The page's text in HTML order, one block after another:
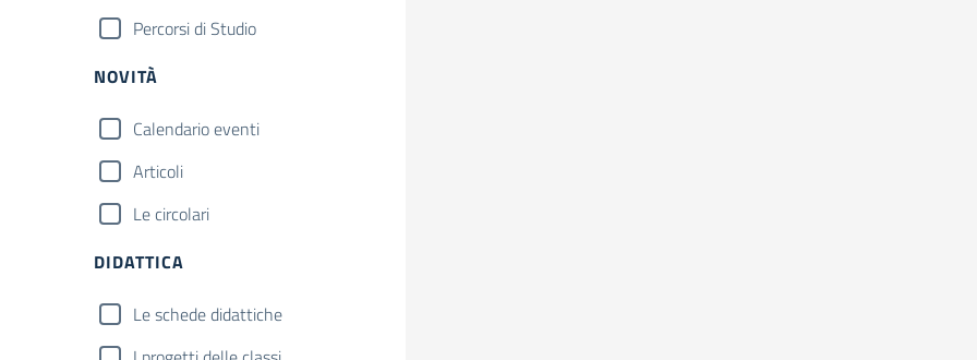
Percorsi di Studio
NOVITÀ
Calendario eventi
Articoli
Le circolari
DIDATTICA
Le schede didattiche